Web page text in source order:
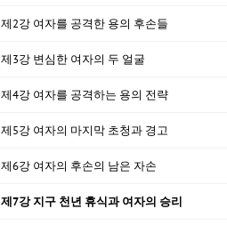
제2강 여자를 공격한 용의 후손들
제3강 변심한 여자의 두 얼굴
제4강 여자를 공격하는 용의 전략
제5강 여자의 마지막 초청과 경고
제6강 여자의 후손의 남은 자손
제7강 지구 천년 휴식과 여자의 승리